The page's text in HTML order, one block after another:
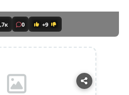
0 +9